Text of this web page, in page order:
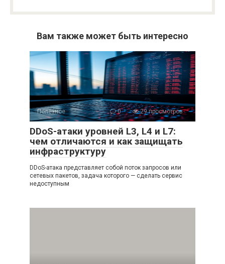
Вам также может быть интересно
Полезное 0 29 просмотров
DDoS-атаки уровней L3, L4 и L7:
чем отличаются и как защищать
инфраструктуру
DDoS-атака представляет собой поток запросов или
сетевых пакетов, задача которого — сделать сервис
недоступным